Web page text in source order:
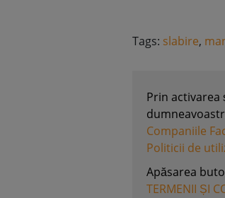
Tags: slabire,
Prin activarea
Companiile
Politicii de
Apăsarea
TERMENII ȘI